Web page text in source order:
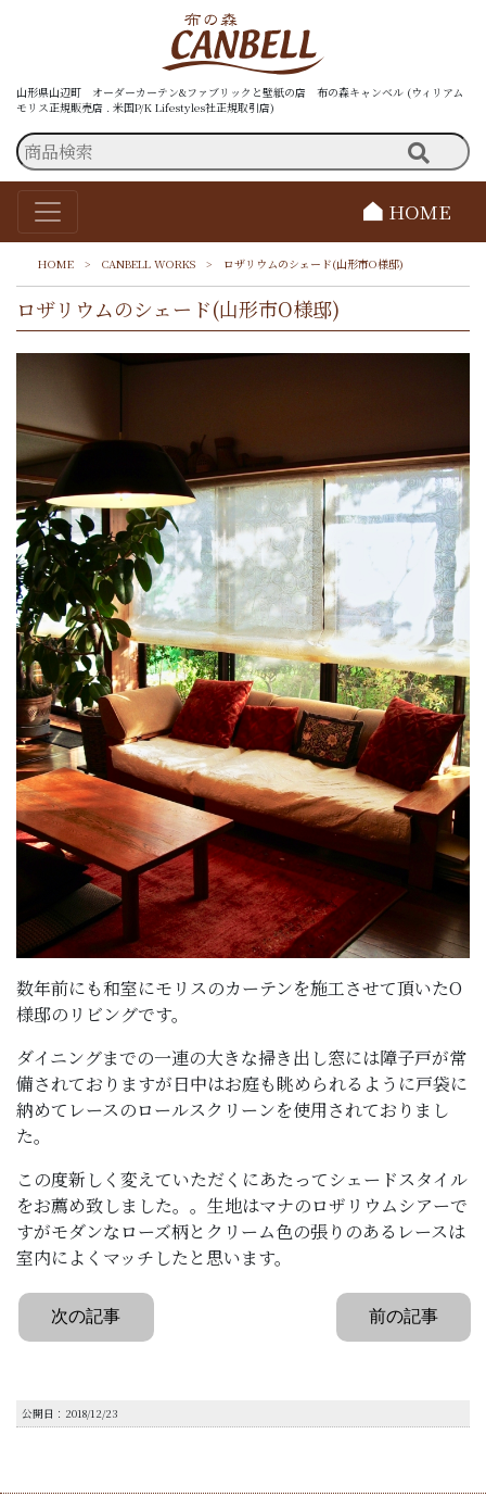
山形県山辺町 オーダーカーテン&ファブリックと壁紙の店 布の森キャンベル (ウィリアム
モリス正規販売店 . 米国P/K Lifestyles社正規取引店)
HOME
HOME > CANBELL WORKS > ロザリウムのシェード(山形市O様邸)
ロザリウムのシェード(山形市O様邸)
数年前にも和室にモリスのカーテンを施工させて頂いたO
様邸のリビングです。
ダイニングまでの一連の大きな掃き出し窓には障子戸が常
備されておりますが日中はお庭も眺められるように戸袋に
納めてレースのロールスクリーンを使用されておりまし
た。
この度新しく変えていただくにあたってシェードスタイル
をお薦め致しました。。生地はマナのロザリウムシアーで
すがモダンなローズ柄とクリーム色の張りのあるレースは
室内によくマッチしたと思います。
次の記事 前の記事
公開日：2018/12/23